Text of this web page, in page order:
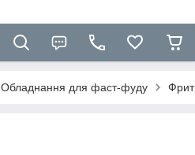
Обладнання для фаст-фуду